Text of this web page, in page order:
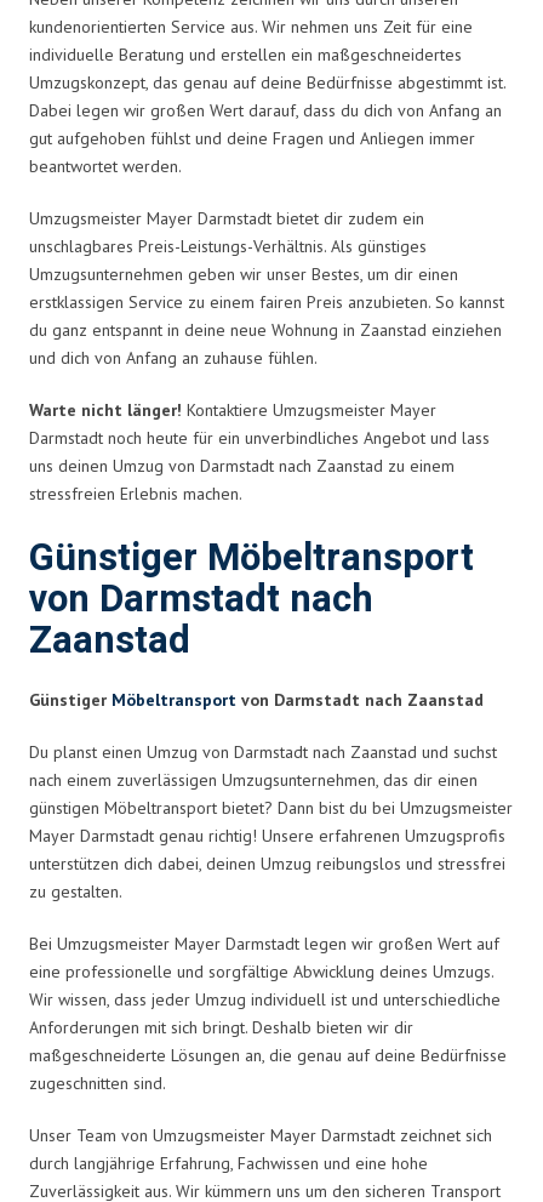
kundenorientierten Service aus. Wir nehmen uns Zeit für eine
individuelle Beratung und erstellen ein maßgeschneidertes
Umzugskonzept, das genau auf deine Bedürfnisse abgestimmt ist.
Dabei legen wir großen Wert darauf, dass du dich von Anfang an
gut aufgehoben fühlst und deine Fragen und Anliegen immer
beantwortet werden.
Umzugsmeister Mayer Darmstadt bietet dir zudem ein
unschlagbares Preis-Leistungs-Verhältnis. Als günstiges
Umzugsunternehmen geben wir unser Bestes, um dir einen
erstklassigen Service zu einem fairen Preis anzubieten. So kannst
du ganz entspannt in deine neue Wohnung in Zaanstad einziehen
und dich von Anfang an zuhause fühlen.
Warte nicht länger! Kontaktiere Umzugsmeister Mayer
Darmstadt noch heute für ein unverbindliches Angebot und lass
uns deinen Umzug von Darmstadt nach Zaanstad zu einem
stressfreien Erlebnis machen.
Günstiger Möbeltransport
von Darmstadt nach
Zaanstad
Günstiger Möbeltransport von Darmstadt nach Zaanstad
Du planst einen Umzug von Darmstadt nach Zaanstad und suchst
nach einem zuverlässigen Umzugsunternehmen, das dir einen
günstigen Möbeltransport bietet? Dann bist du bei Umzugsmeister
Mayer Darmstadt genau richtig! Unsere erfahrenen Umzugsprofis
unterstützen dich dabei, deinen Umzug reibungslos und stressfrei
zu gestalten.
Bei Umzugsmeister Mayer Darmstadt legen wir großen Wert auf
eine professionelle und sorgfältige Abwicklung deines Umzugs.
Wir wissen, dass jeder Umzug individuell ist und unterschiedliche
Anforderungen mit sich bringt. Deshalb bieten wir dir
maßgeschneiderte Lösungen an, die genau auf deine Bedürfnisse
zugeschnitten sind.
Unser Team von Umzugsmeister Mayer Darmstadt zeichnet sich
durch langjährige Erfahrung, Fachwissen und eine hohe
Zuverlässigkeit aus. Wir kümmern uns um den sicheren Transport